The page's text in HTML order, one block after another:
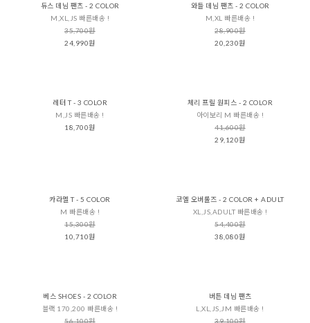
듀스 데님 팬츠 - 2 COLOR
M,XL,JS 빠른배송 !
35,700원
24,990원
와들 데님 팬츠 - 2 COLOR
M,XL 빠른배송 !
28,900원
20,230원
레터 T - 3 COLOR
M,JS 빠른배송 !
18,700원
체리 프릴 원피스 - 2 COLOR
아이보리 M 빠른배송 !
41,600원
29,120원
카라멜 T - 5 COLOR
M 빠른배송 !
15,300원
10,710원
코엘 오버롤즈 - 2 COLOR + ADULT
XL,JS,ADULT 빠른배송 !
54,400원
38,080원
베스 SHOES - 2 COLOR
블랙 170,200 빠른배송 !
56,100원
버튼 데님 팬츠
L,XL,JS,JM 빠른배송 !
39,100원